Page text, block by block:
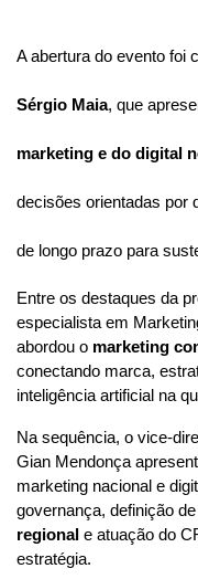
A abertura do evento foi
Sérgio Maia, que
marketing e do digital
decisões orientadas por
de longo prazo para
Entre os destaques da
especialista em
abordou o marketing
conectando marca,
inteligência artificial na
Na sequência, o vice-
Gian Mendonça
marketing nacional e
governança, definição
regional e atuação do
estratégia.